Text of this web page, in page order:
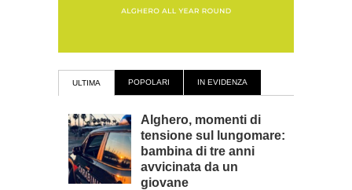
ULTIMA POPOLARI IN EVIDENZA
Alghero, momenti di
tensione sul lungomare:
bambina di tre anni
avvicinata da un
giovane